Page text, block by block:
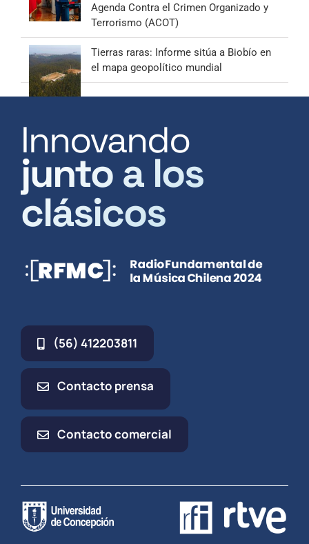
Agenda Contra el Crimen Organizado y
Terrorismo (ACOT)
Tierras raras: Informe sitúa a Biobío en
el mapa geopolítico mundial
Innovando
junto a los
clásicos
(56) 412203811
Contacto prensa
Contacto comercial